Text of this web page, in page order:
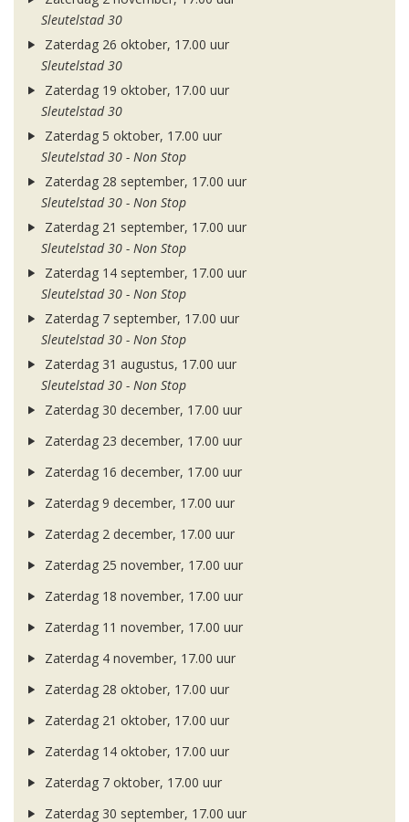
Sleutelstad 30
Zaterdag 26 oktober, 17.00 uur
Sleutelstad 30
Zaterdag 19 oktober, 17.00 uur
Sleutelstad 30
Zaterdag 5 oktober, 17.00 uur
Sleutelstad 30 - Non Stop
Zaterdag 28 september, 17.00 uur
Sleutelstad 30 - Non Stop
Zaterdag 21 september, 17.00 uur
Sleutelstad 30 - Non Stop
Zaterdag 14 september, 17.00 uur
Sleutelstad 30 - Non Stop
Zaterdag 7 september, 17.00 uur
Sleutelstad 30 - Non Stop
Zaterdag 31 augustus, 17.00 uur
Sleutelstad 30 - Non Stop
Zaterdag 30 december, 17.00 uur
Zaterdag 23 december, 17.00 uur
Zaterdag 16 december, 17.00 uur
Zaterdag 9 december, 17.00 uur
Zaterdag 2 december, 17.00 uur
Zaterdag 25 november, 17.00 uur
Zaterdag 18 november, 17.00 uur
Zaterdag 11 november, 17.00 uur
Zaterdag 4 november, 17.00 uur
Zaterdag 28 oktober, 17.00 uur
Zaterdag 21 oktober, 17.00 uur
Zaterdag 14 oktober, 17.00 uur
Zaterdag 7 oktober, 17.00 uur
Zaterdag 30 september, 17.00 uur